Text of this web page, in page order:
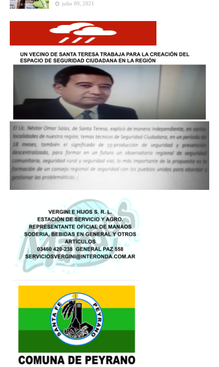
julio 09, 2021